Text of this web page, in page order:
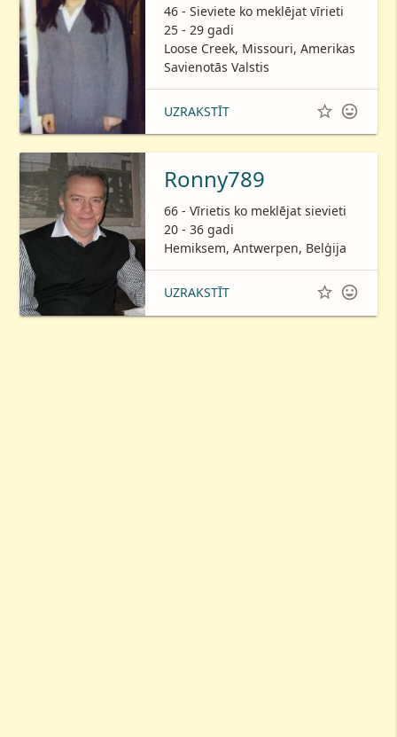
46 - Sieviete ko meklējat vīrieti
25 - 29 gadi
Loose Creek, Missouri, Amerikas
Savienotās Valstis
UZRAKSTĪT  
Ronny789
66 - Vīrietis ko meklējat sievieti
20 - 36 gadi
Hemiksem, Antwerpen, Belģija
UZRAKSTĪT  